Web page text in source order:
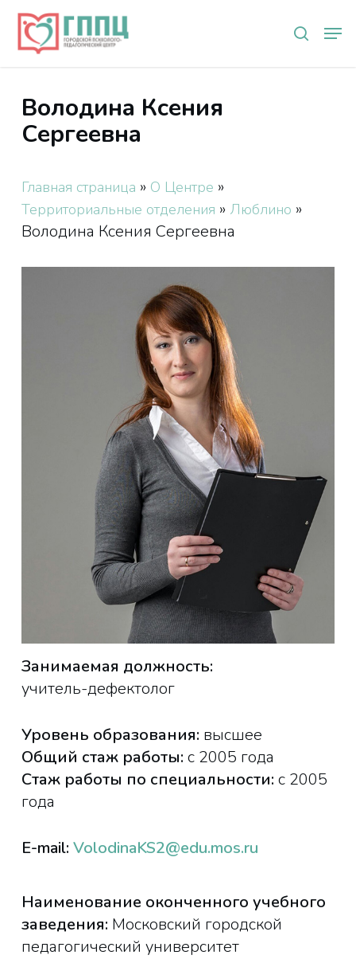
Skip
main
search
Володина Ксения
Сергеевна
Главная страница » О Центре »
Территориальные отделения » Люблино »
Володина Ксения Сергеевна
Занимаемая должность:
учитель-дефектолог
Уровень образования: высшее
Общий стаж работы: с 2005 года
Стаж работы по специальности: с 2005
года
E-mail: VolodinaKS2@edu.mos.ru
Наименование оконченного учебного
заведения: Московский городской
педагогический университет